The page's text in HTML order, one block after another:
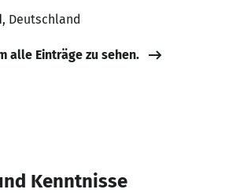
, Deutschland
alle Einträge zu sehen.
Kenntnisse